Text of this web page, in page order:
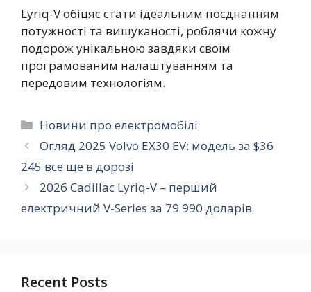
Lyriq-V обіцяє стати ідеальним поєднанням
потужності та вишуканості, роблячи кожну
подорож унікальною завдяки своїм
програмованим налаштуванням та
передовим технологіям.
Категорії
Новини про електромобілі
Огляд 2025 Volvo EX30 EV: модель за $36
245 все ще в дорозі
2026 Cadillac Lyriq-V – перший
електричний V-Series за 79 990 доларів
Recent Posts